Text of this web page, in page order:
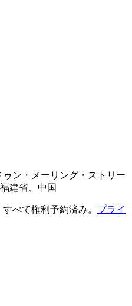
ン・メーリング・ストリー
建省、中国
べて権利予約済み。 プライ